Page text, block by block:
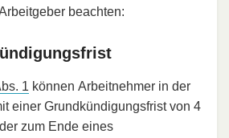
beachten:
1 können Arbeitnehmer in der
einer Grundkündigungsfrist von 4
zum Ende eines